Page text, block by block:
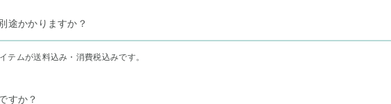
途かかりますか？
テムが送料込み・消費税込みです。
すか？